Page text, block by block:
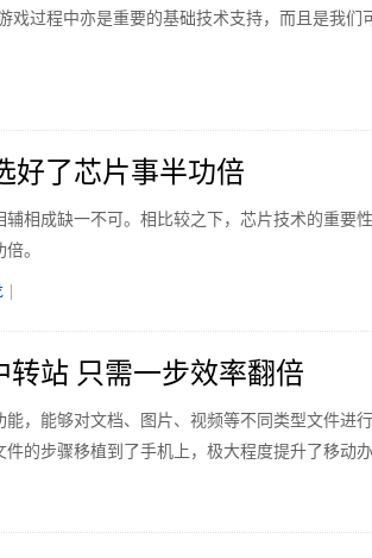
过程中亦是重要的基础技术支持，而且是我们
好了芯片事半功倍
相成缺一不可。相比较之下，芯片技术的重要
。
转站 只需一步效率翻倍
能，能够对文档、图片、视频等不同类型文件进
的步骤移植到了手机上，极大程度提升了移动办